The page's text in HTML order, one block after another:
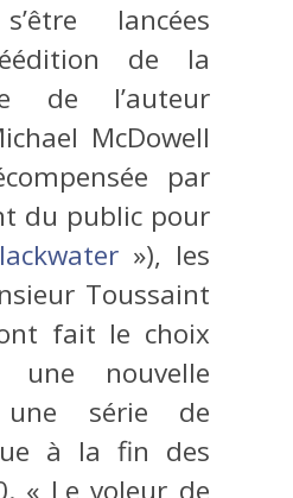
lancées
de la
de l’auteur
McDowell
par
du public pour
»), les
Toussaint
fait le choix
une nouvelle
série de
à la fin des